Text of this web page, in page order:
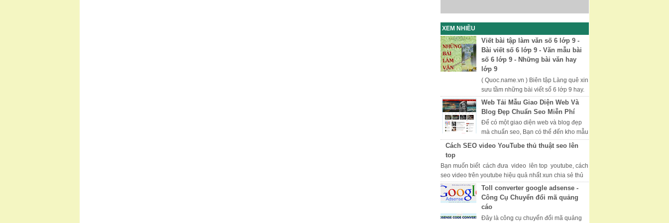
XEM NHIỀU
Viết bài tập làm văn số 6 lớp 9 -
Bài viết số 6 lớp 9 - Văn mẫu bài
số 6 lớp 9 - Những bài văn hay
lớp 9
( Quoc.name.vn ) Biên tập Làng quê xin
sưu tầm những bài viết số 6 lớp 9 hay.
Chúc các bạn học tốt thi tốt. Những Bài
Văn Hay, Văn Mẫu Lớp 9...
Web Tải Mẫu Giao Diện Web Và
Blog Đẹp Chuẩn Seo Miễn Phí
Để có một giao diện web và blog đẹp
mà chuẩn seo, Bạn có thể đến kho mẫu
của Mythemeshop với nhiều giao diện
đẹp và được tối ưu hóa, đượ...
Cách SEO video YouTube thủ thuật seo lên
top
Bạn muốn biết cách đưa video lên top youtube, cách
seo video trên youtube hiệu quả nhất xun chia sẻ thủ
thuật seo video youtube hữ hiệu...
Toll converter google adsense -
Công Cụ Chuyển đổi mã quảng
cáo
Đây là công cụ chuyển đổi mã quảng